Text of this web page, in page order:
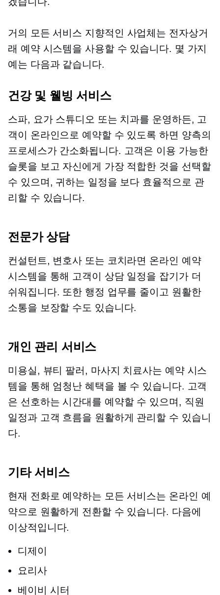
거의 모든 서비스 지향적인 사업체는 전자상거
래 예약 시스템을 사용할 수 있습니다. 몇 가지
예는 다음과 같습니다.
건강 및 웰빙 서비스
스파, 요가 스튜디오 또는 치과를 운영하든, 고
객이 온라인으로 예약할 수 있도록 하면 양측의
프로세스가 간소화됩니다. 고객은 이용 가능한
슬롯을 보고 자신에게 가장 적합한 것을 선택할
수 있으며, 귀하는 일정을 보다 효율적으로 관
리할 수 있습니다.
전문가 상담
컨설턴트, 변호사 또는 코치라면 온라인 예약
시스템을 통해 고객이 상담 일정을 잡기가 더
쉬워집니다. 또한 행정 업무를 줄이고 원활한
소통을 보장할 수도 있습니다.
개인 관리 서비스
미용실, 뷰티 팔러, 마사지 치료사는 예약 시스
템을 통해 엄청난 혜택을 볼 수 있습니다. 고객
은 선호하는 시간대를 예약할 수 있으며, 직원
일정과 고객 흐름을 원활하게 관리할 수 있습니
다.
기타 서비스
현재 전화로 예약하는 모든 서비스는 온라인 예
약으로 원활하게 전환할 수 있습니다. 다음에
이상적입니다.
디제이
요리사
베이비 시터